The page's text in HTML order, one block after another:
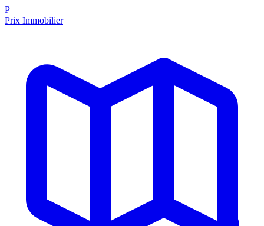
P
Prix Immobilier